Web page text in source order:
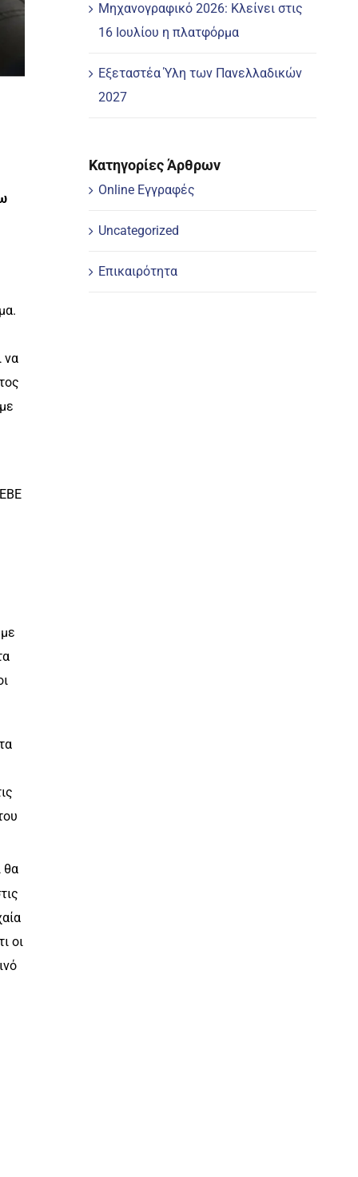
να
θα
οι
Μηχανογραφικό 2026: Κλείνει στις
16 Ιουλίου η πλατφόρμα
Εξεταστέα Ύλη των Πανελλαδικών
2027
Κατηγορίες Άρθρων
Online Εγγραφές
Uncategorized
Επικαιρότητα